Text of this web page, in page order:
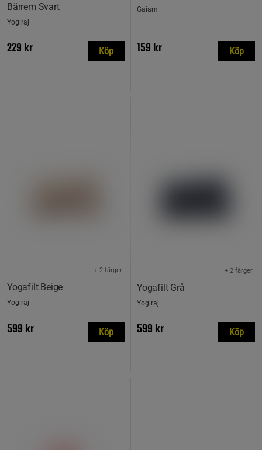
Bärrem Svart
Yogiraj
229 kr Köp
Gaiam
159 kr Köp
Yogafilt Beige
+ 2 färger
Yogiraj
599 kr Köp
Yogafilt Grå
+ 2 färger
Yogiraj
599 kr Köp